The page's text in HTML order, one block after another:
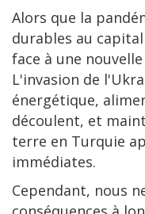
Alors que la
durables au
face à une
L'invasion de
énergétique,
découlent, et
terre en Turquie
immédiates.
Cependant, nous